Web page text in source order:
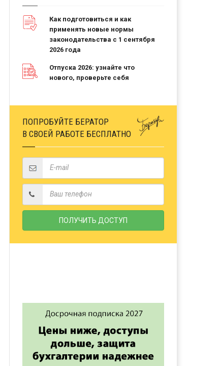
Как подготовиться и как
применять новые нормы
законодательства с 1 сентября
2026 года
Отпуска 2026: узнайте что
нового, проверьте себя
ПОПРОБУЙТЕ БЕРАТОР
В СВОЕЙ РАБОТЕ БЕСПЛАТНО